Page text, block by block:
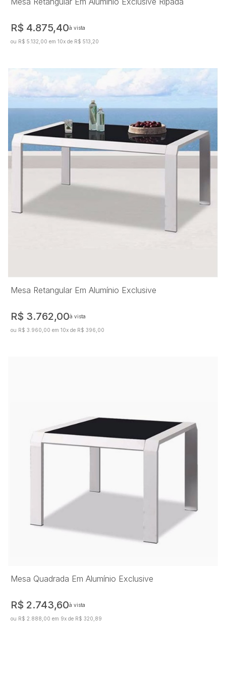
R$ 4.875,40à vista
ou R$ 5.132,00 em 10x de R$ 513,20
Mesa Retangular Em Alumínio Exclusive
R$ 3.762,00à vista
ou R$ 3.960,00 em 10x de R$ 396,00
Mesa Quadrada Em Alumínio Exclusive
R$ 2.743,60à vista
ou R$ 2.888,00 em 9x de R$ 320,89